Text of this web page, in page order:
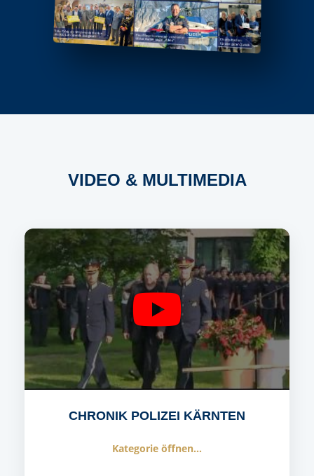
VIDEO & MULTIMEDIA
CHRONIK POLIZEI KÄRNTEN
Kategorie öffnen...